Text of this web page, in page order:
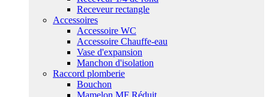
Receveur rectangle
Accessoires
Accessoire WC
Accessoire Chauffe-eau
Vase d'expansion
Manchon d'isolation
Raccord plomberie
Bouchon
Mamelon MF Réduit